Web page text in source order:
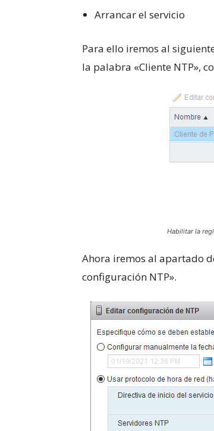
Arrancar el servicio
Para ello iremos al
la palabra «Cliente NTP»,
Habilitar la
Ahora iremos al apartado
configuración NTP».